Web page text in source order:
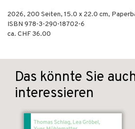
2026, 200 Seiten, 15.0 x 22.0 cm,
ISBN 978-3-290-18702-6
ca. CHF 36.00
Das könnte Sie
interessieren